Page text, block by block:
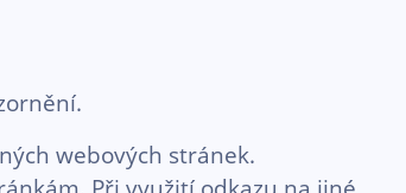
webových stránek.